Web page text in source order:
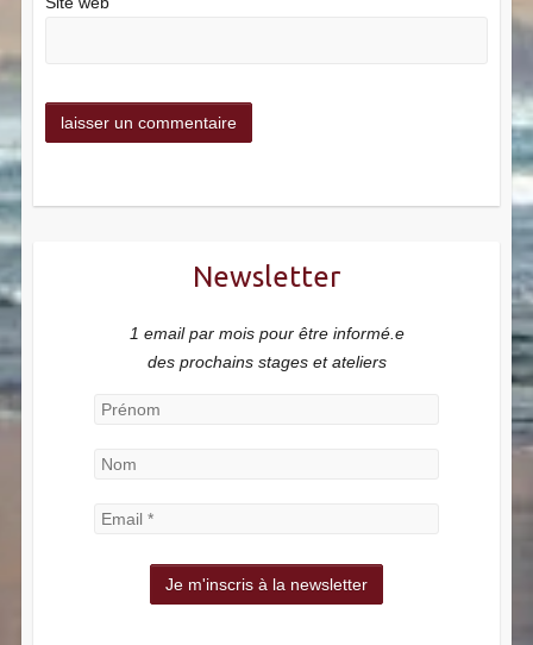
Newsletter
1 email par mois pour être informé.e
des prochains stages et ateliers